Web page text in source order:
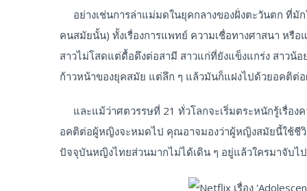
อย่างเช่นการล่าแม่มดในยุคกลางของฝั่งตะวันตก ที่มั
คนสมัยนั้น) ทั้งเรื่องการแพทย์ ความเชื่อทางศาสนา หรื
สาวไม่โสดแต่ดื้อดึงต่อสามี สาวแก่ที่ยังแข็งแกร่ง สาวน้
ก้าวหน้าของยุคสมัย แต่ลึก ๆ แล้วมันก็แฝงไปด้วยอคติ
และแม้ว่าศตวรรษที่ 21 ทั่วโลกจะเริ่มตระหนักรู้เรื่อง
อคติต่อผู้หญิงจะหมดไป คุณอาจมองว่าผู้หญิงสมัยนี้ใช้ชี
ปัจจุบันหญิงไทยส่วนมากไม่ได้เดิน ๆ อยู่แล้วใครมาจับไ